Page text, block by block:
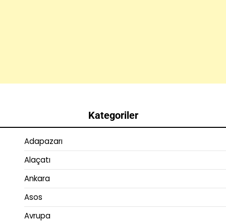
Kategoriler
Adapazarı
Alaçatı
Ankara
Asos
Avrupa